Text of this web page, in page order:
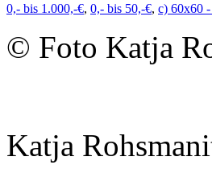
0,- bis 1.000,-€, 0,- bis 50,-€, c) 60x60
© Foto Katja
Katja